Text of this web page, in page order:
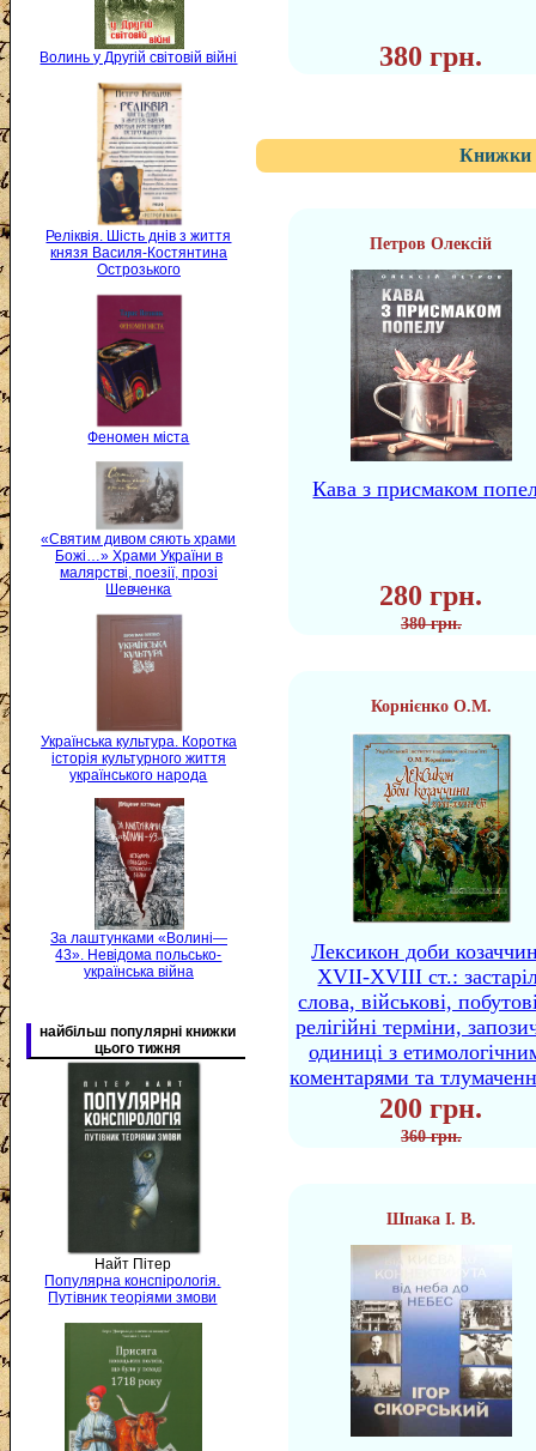
Волинь у Другій світовій війні
Реліквія. Шість днів з життя
князя Василя-Костянтина
Острозького
Феномен міста
«Святим дивом сяють храми
Божі…» Храми України в
малярстві, поезії, прозі
Шевченка
Українська культура. Коротка
історія культурного життя
українського народа
За лаштунками «Волині—
43». Невідома польсько-
українська війна
найбільш популярні книжки
цього тижня
Найт Пітер
Популярна конспірологія.
Путівник теоріями змови
380 грн.
Книжки
Петров Олексій
Кава з присмаком
280 грн.
380 грн.
Корнієнко О.М.
Лексикон доби
XVII-XVIII ст.:
слова, військові,
релігійні терміни,
одиниці з
коментарями та
200 грн.
360 грн.
Шпака І. В.